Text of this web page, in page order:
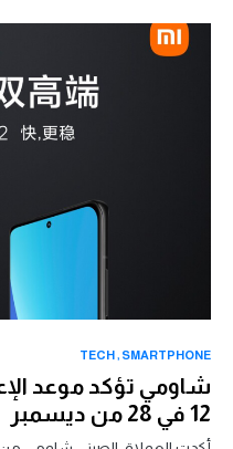
SMARTPHONE
TECH
12 في 28 من ديسمبر